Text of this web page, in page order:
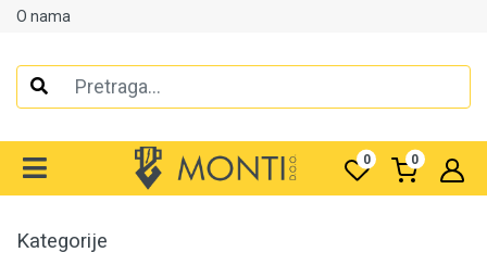
O nama
0 0
Alati
Grijanje i klimatizacija
Kategorije